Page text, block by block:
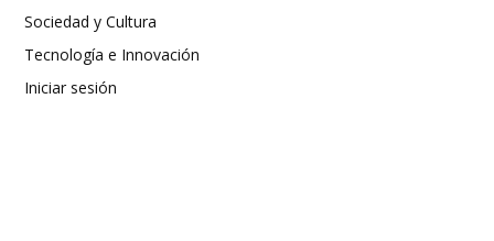
Sociedad y Cultura
Tecnología e Innovación
Iniciar sesión